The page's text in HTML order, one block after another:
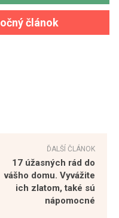
článok
ĎALŠÍ ČLÁNOK
17 úžasných rád do
vášho domu. Vyvážite
ich zlatom, také sú
nápomocné